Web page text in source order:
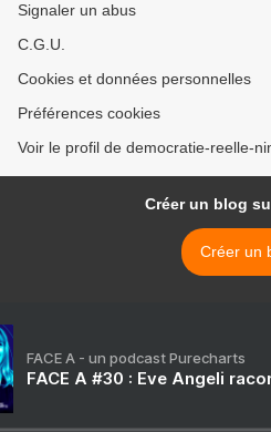
Signaler un abus
C.G.U.
Cookies et données personnelles
Préférences cookies
Voir le profil de democratie-reelle-
Créer un blog
Créer un
FACE A - un podcast Purecharts
FACE A #30 : Eve Angeli